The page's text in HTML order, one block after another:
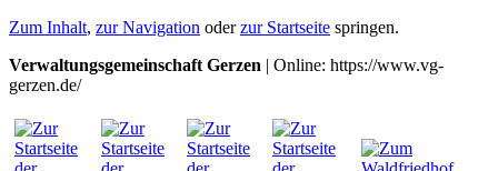
Zum Inhalt, zur Navigation oderzur Startseite springen.
Verwaltungsgemeinschaft Gerzen | Online: https://www.vg-
gerzen.de/